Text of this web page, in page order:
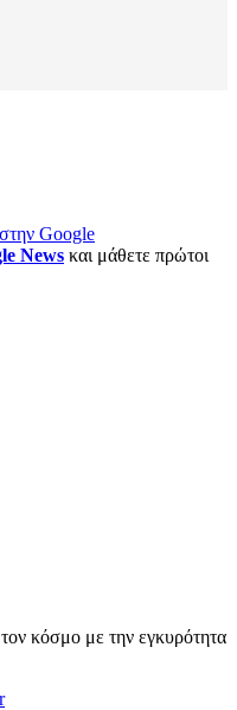
Google
News και μάθετε πρώτοι
κόσμο με την εγκυρότητα